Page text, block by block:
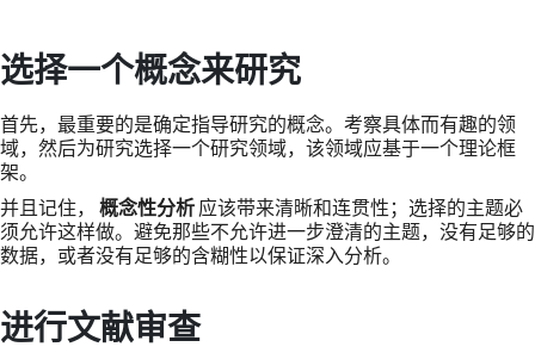
选择一个概念来研究
首先，最重要的是确定指导研究的概念。考察具体而有趣的领
域，然后为研究选择一个研究领域，该领域应基于一个理论框
架。
并且记住， 概念性分析 应该带来清晰和连贯性；选择的主题必
须允许这样做。避免那些不允许进一步澄清的主题，没有足够的
数据，或者没有足够的含糊性以保证深入分析。
进行文献审查